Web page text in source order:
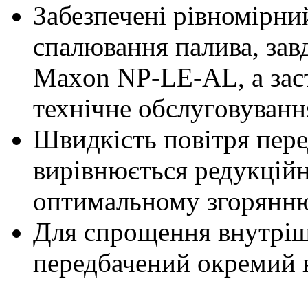
Забезпечені
спалювання палива,
Maxon NP-LE-AL, а
технічне
Швидкість повітря
вирівнюється
оптимальному
Для спрощення
передбачений окремий